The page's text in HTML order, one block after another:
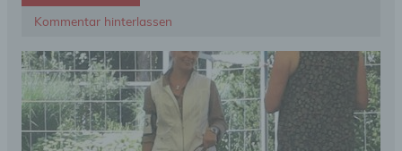
Kommentar hinterlassen